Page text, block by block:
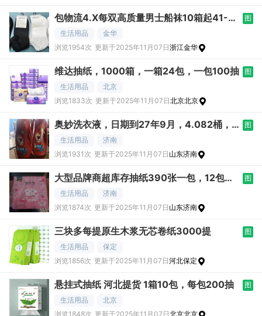
包物流4.X每双高质量男士船袜10箱起41-4
6
图
生活用品
金华
浏览1954次 更新于2025年11月07日浙江金华
维达抽纸，1000箱，一箱24包，一包100抽
图
生活用品
北京
浏览1833次 更新于2025年11月07日北京北京
奥妙洗衣液，日期到27年9月，4.082桶，
现
图
生活用品
济南
浏览1931次 更新于2025年11月07日 山东济南
大型品牌商超库存抽纸390张一包，12包一
提，1
图
生活用品
济南
浏览1874次 更新于2025年11月07日 山东济南
三块多每提原生木浆无芯卷纸3000提
图
生活用品
保定
浏览1856次 更新于2025年11月07日河北保定
悬挂式抽纸 河北提货 1箱10包，每包200抽
图
生活用品
北京
浏览1848次 更新于2025年11月07日北京北京